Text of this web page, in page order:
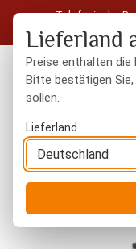
Zum Hauptinhalt
Telefonische
Kostenloser Versand
Bildergalerie
Lieferland
Preise enthalten
Bitte bestätigen
sollen.
Lieferland